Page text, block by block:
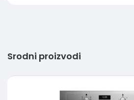
Srodni proizvodi